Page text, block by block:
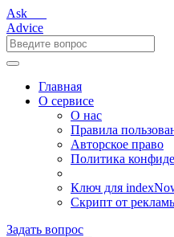
Ask___
Advice
Главная
О сервисе
О нас
Правила
Авторское право
Политика
Ключ для
Скрипт от
Задать вопрос